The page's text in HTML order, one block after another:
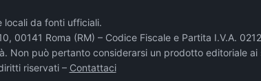
da fonti ufficiali.
00141 Roma (RM) – Codice Fiscale e Partita I.V.A.
può pertanto considerarsi un prodotto editoriale
riservati – Contattaci